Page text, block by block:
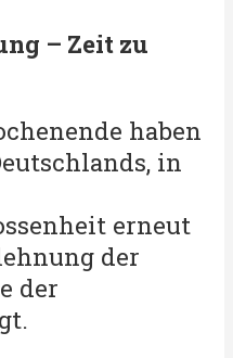
– Zeit zu
haben
in
erneut
der
der